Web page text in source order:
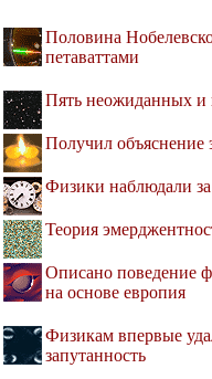
Половина
петаваттами
Пять неожиданных и
Получил объяснение
Физики наблюдали
Теория
Описано поведение
на основе европия
Физикам впервые
запутанность